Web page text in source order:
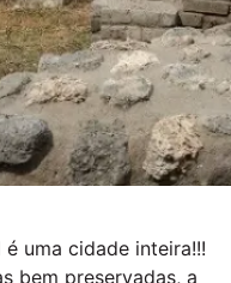
uma cidade inteira!!!
bem preservadas, a